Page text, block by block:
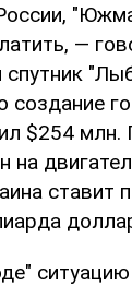
—
создание
$254 млн.
на
ставит
ситуацию